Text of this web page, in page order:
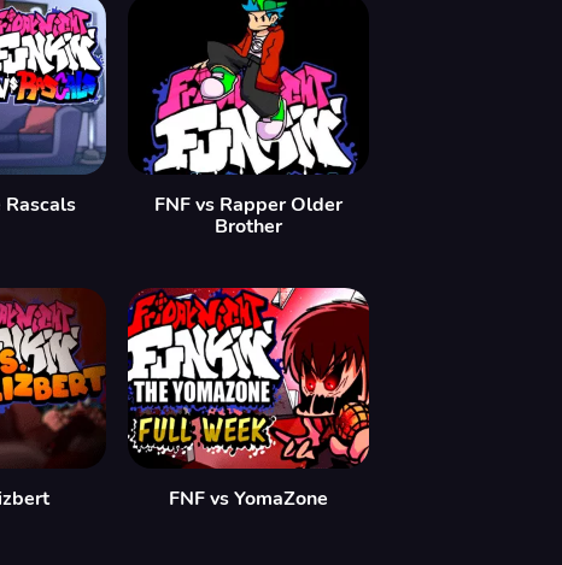
Rascals
FNF vs Rapper Older
Brother
FNF vs YomaZone